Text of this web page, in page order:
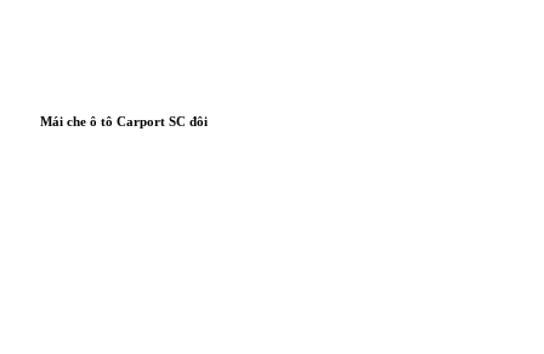
Mái che ô tô Carport SC đôi